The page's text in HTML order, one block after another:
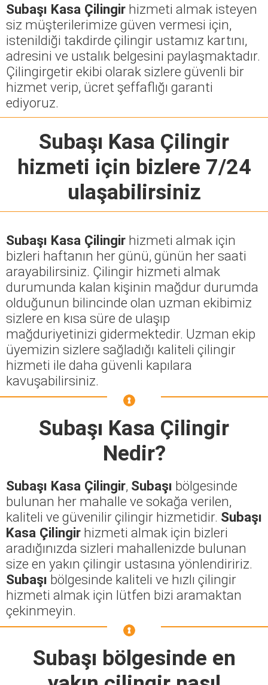
Subaşı Kasa Çilingir hizmeti almak isteyen
siz müşterilerimize güven vermesi için,
istenildiği takdirde çilingir ustamız kartını,
adresini ve ustalık belgesini paylaşmaktadır.
Çilingirgetir ekibi olarak sizlere güvenli bir
hizmet verip, ücret şeffaflığı garanti
ediyoruz.
Subaşı Kasa Çilingir
hizmeti için bizlere 7/24
ulaşabilirsiniz
Subaşı Kasa Çilingir hizmeti almak için
bizleri haftanın her günü, günün her saati
arayabilirsiniz. Çilingir hizmeti almak
durumunda kalan kişinin mağdur durumda
olduğunun bilincinde olan uzman ekibimiz
sizlere en kısa süre de ulaşıp
mağduriyetinizi gidermektedir. Uzman ekip
üyemizin sizlere sağladığı kaliteli çilingir
hizmeti ile daha güvenli kapılara
kavuşabilirsiniz.
Subaşı Kasa Çilingir
Nedir?
Subaşı Kasa Çilingir, Subaşı bölgesinde
bulunan her mahalle ve sokağa verilen,
kaliteli ve güvenilir çilingir hizmetidir. Subaşı
Kasa Çilingir hizmeti almak için bizleri
aradığınızda sizleri mahallenizde bulunan
size en yakın çilingir ustasına yönlendiririz.
Subaşı bölgesinde kaliteli ve hızlı çilingir
hizmeti almak için lütfen bizi aramaktan
çekinmeyin.
Subaşı bölgesinde en